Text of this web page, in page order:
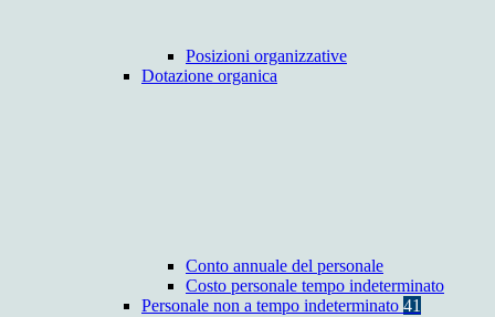
Posizioni organizzative
Dotazione organica
Conto annuale del personale
Costo personale tempo indeterminato
Personale non a tempo indeterminato 41